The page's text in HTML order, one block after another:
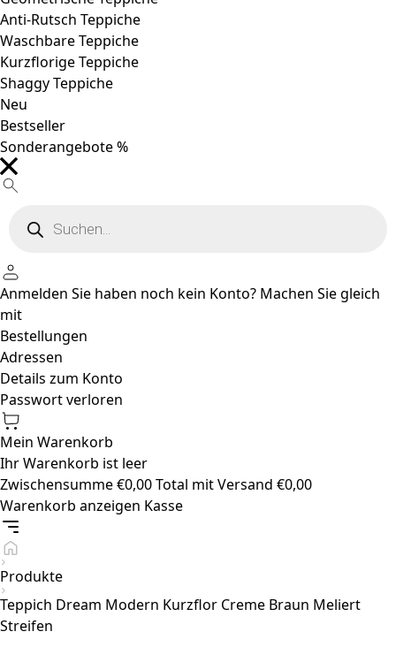
Anti-Rutsch Teppiche
Waschbare Teppiche
Kurzflorige Teppiche
Shaggy Teppiche
Neu
Bestseller
Sonderangebote %
search
Anmelden Sie haben noch kein Konto? Machen Sie gleich
mit
Bestellungen
Adressen
Details zum Konto
Passwort verloren
Mein Warenkorb
Ihr Warenkorb ist leer
Zwischensumme€0,00Total mit Versand €0,00
Warenkorb anzeigen Kasse
Produkte
Teppich Dream Modern Kurzflor Creme Braun Meliert
Streifen